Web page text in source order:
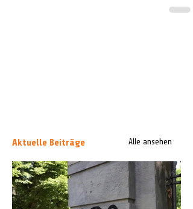
Aktuelle Beiträge Alle ansehen